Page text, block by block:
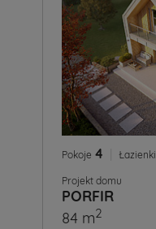
Pokoje 4 Łazienki
Projekt domu
PORFIR
84 m2